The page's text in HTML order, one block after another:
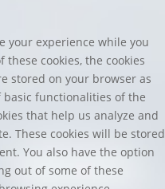
your experience while you
cookies, the cookies
stored on your browser as
functionalities of the
that help us analyze and
These cookies will be stored
You also have the option
out of some of these